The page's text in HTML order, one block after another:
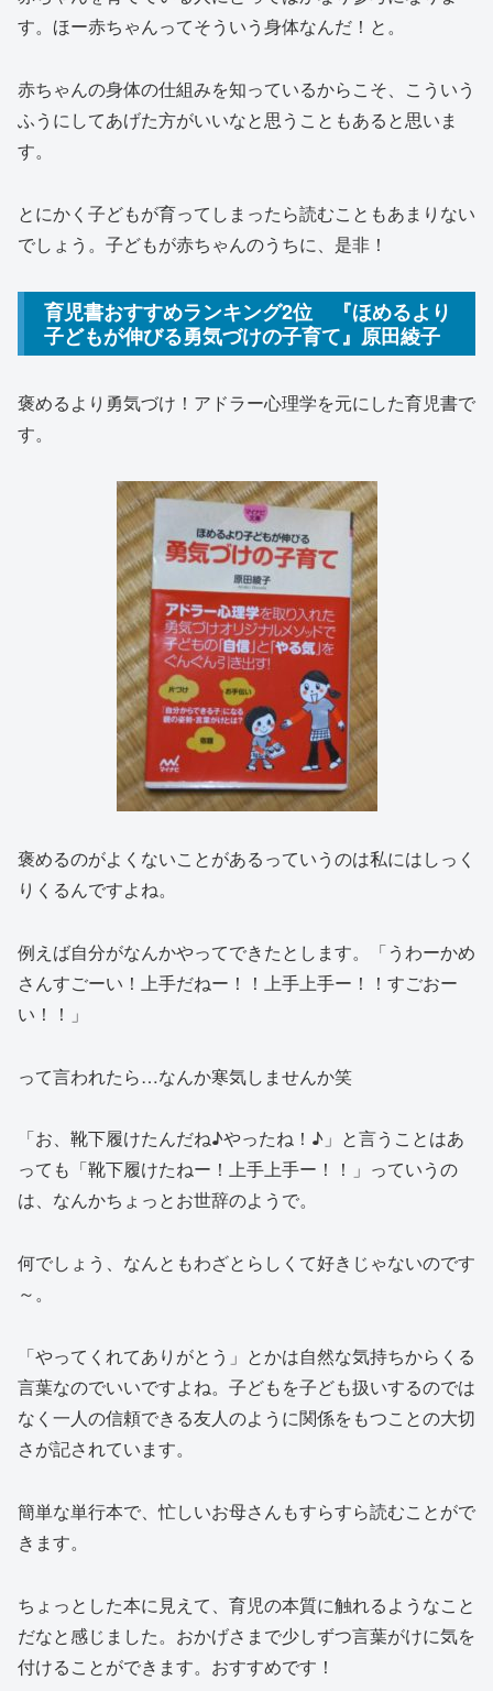
す。ほー赤ちゃんってそういう身体なんだ！と。
赤ちゃんの身体の仕組みを知っているからこそ、こういう
ふうにしてあげた方がいいなと思うこともあると思いま
す。
とにかく子どもが育ってしまったら読むこともあまりない
でしょう。子どもが赤ちゃんのうちに、是非！
育児書おすすめランキング2位 『ほめるより
子どもが伸びる勇気づけの子育て』原田綾子
褒めるより勇気づけ！アドラー心理学を元にした育児書で
す。
褒めるのがよくないことがあるっていうのは私にはしっく
りくるんですよね。
例えば自分がなんかやってできたとします。「うわーかめ
さんすごーい！上手だねー！！上手上手ー！！すごおー
い！！」
って言われたら…なんか寒気しませんか笑
「お、靴下履けたんだね♪やったね！♪」と言うことはあ
っても「靴下履けたねー！上手上手ー！！」っていうの
は、なんかちょっとお世辞のようで。
何でしょう、なんともわざとらしくて好きじゃないのです
～。
「やってくれてありがとう」とかは自然な気持ちからくる
言葉なのでいいですよね。子どもを子ども扱いするのでは
なく一人の信頼できる友人のように関係をもつことの大切
さが記されています。
簡単な単行本で、忙しいお母さんもすらすら読むことがで
きます。
ちょっとした本に見えて、育児の本質に触れるようなこと
だなと感じました。おかげさまで少しずつ言葉がけに気を
付けることができます。おすすめです！